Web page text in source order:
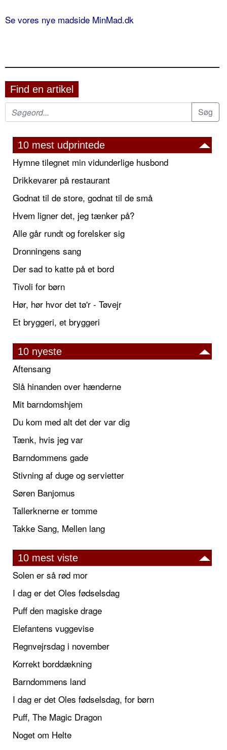
Se vores nye madside MinMad.dk
Find en artikel
10 mest udprintede
Hymne tilegnet min vidunderlige husbond
Drikkevarer på restaurant
Godnat til de store, godnat til de små
Hvem ligner det, jeg tænker på?
Alle går rundt og forelsker sig
Dronningens sang
Der sad to katte på et bord
Tivoli for børn
Hør, hør hvor det tø'r - Tøvejr
Et bryggeri, et bryggeri
10 nyeste
Aftensang
Slå hinanden over hænderne
Mit barndomshjem
Du kom med alt det der var dig
Tænk, hvis jeg var
Barndommens gade
Stivning af duge og servietter
Søren Banjomus
Tallerknerne er tomme
Takke Sang, Mellen lang
10 mest viste
Solen er så rød mor
I dag er det Oles fødselsdag
Puff den magiske drage
Elefantens vuggevise
Regnvejrsdag i november
Korrekt borddækning
Barndommens land
I dag er det Oles fødselsdag, for børn
Puff, The Magic Dragon
Noget om Helte